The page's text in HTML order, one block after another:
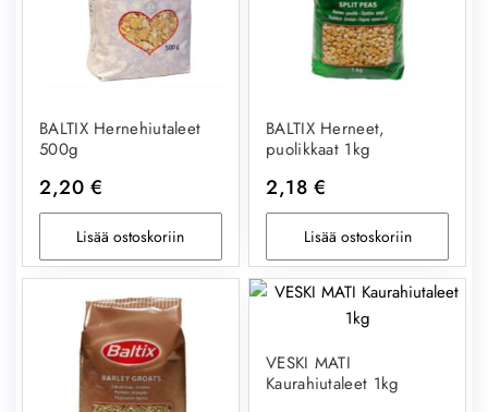
BALTIX Hernehiutaleet
500g
2,20 €
Lisää ostoskoriin
BALTIX Herneet,
puolikkaat 1kg
2,18 €
Lisää ostoskoriin
VESKI MATI
Kaurahiutaleet 1kg